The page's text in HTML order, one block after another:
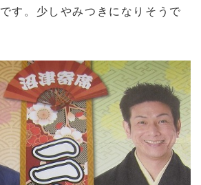
です。少しやみつきになりそうで